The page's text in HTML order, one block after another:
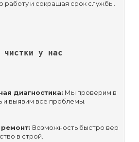
работу и сокращая срок службы.
чистки у нас
диагностика: Мы проверим в
и выявим все проблемы.
Возможность быстро вер
в строй.